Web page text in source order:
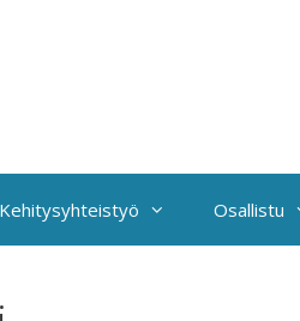
Kehitysyhteistyö Osallistu